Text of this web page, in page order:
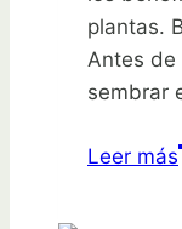
plantas.
Antes de
sembrar
Leer más